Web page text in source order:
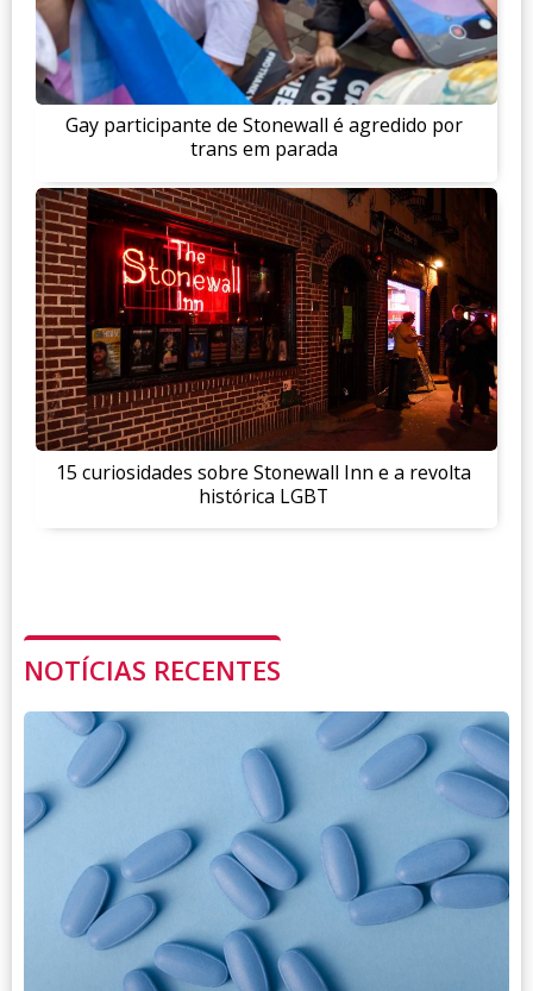
Gay participante de Stonewall é agredido por
trans em parada
15 curiosidades sobre Stonewall Inn e a revolta
histórica LGBT
NOTÍCIAS RECENTES